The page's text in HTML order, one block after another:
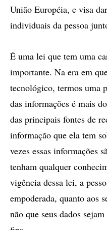
União Européia, e visa
individuais da pessoa
É uma lei que tem uma
importante. Na era em
tecnológico, termos uma
das informações é mais
das principais fontes de
informação que ela tem
vezes essas informações
tenham qualquer
vigência dessa lei, a
empoderada, quanto aos
não que seus dados